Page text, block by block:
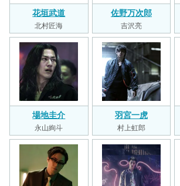
花垣武道
北村匠海
佐野万次郎
吉沢亮
場地圭介
永山絢斗
羽宮一虎
村上虹郎